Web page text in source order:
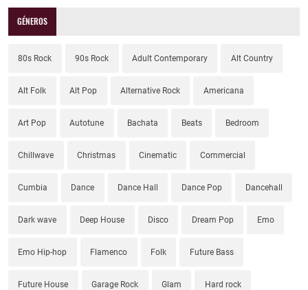
GÉNEROS
80s Rock 90s Rock Adult Contemporary Alt Country
Alt Folk Alt Pop Alternative Rock Americana
Art Pop Autotune Bachata Beats Bedroom
Chillwave Christmas Cinematic Commercial
Cumbia Dance Dance Hall Dance Pop Dancehall
Dark wave Deep House Disco Dream Pop Emo
Emo Hip-hop Flamenco Folk Future Bass
Future House Garage Rock Glam Hard rock